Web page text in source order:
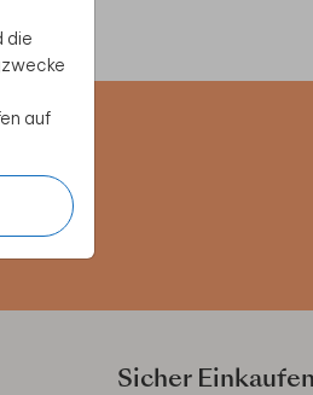
die
auf
Sicher